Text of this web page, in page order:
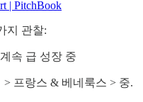
| PitchBook
지 관찰:
속 급 성장 중
프랑스 & 베네룩스 > 중.